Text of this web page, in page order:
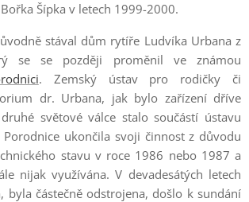
Šípka v letech 1999-2000.
stával dům rytíře Ludvíka Urbana z
se se později proměnil ve známou
. Zemský ústav pro rodičky či
dr. Urbana, jak bylo zařízení dříve
světové válce stalo součástí ústavu
ukončila svoji činnost z důvodu
stavu v roce 1986 nebo 1987 a
nijak využívána. V devadesátých letech
byla částečně odstrojena, došlo k sundání